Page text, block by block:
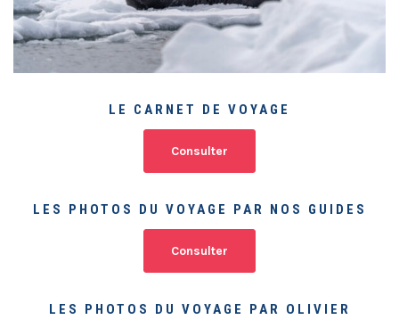
LE CARNET DE VOYAGE
Consulter
LES PHOTOS DU VOYAGE PAR NOS GUIDES
Consulter
LES PHOTOS DU VOYAGE PAR OLIVIER